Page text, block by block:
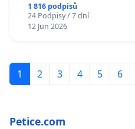
1 816 podpisů
24 Podpisy / 7 dní
12 Jun 2026
1 2 3 4 5 6
Petice.com